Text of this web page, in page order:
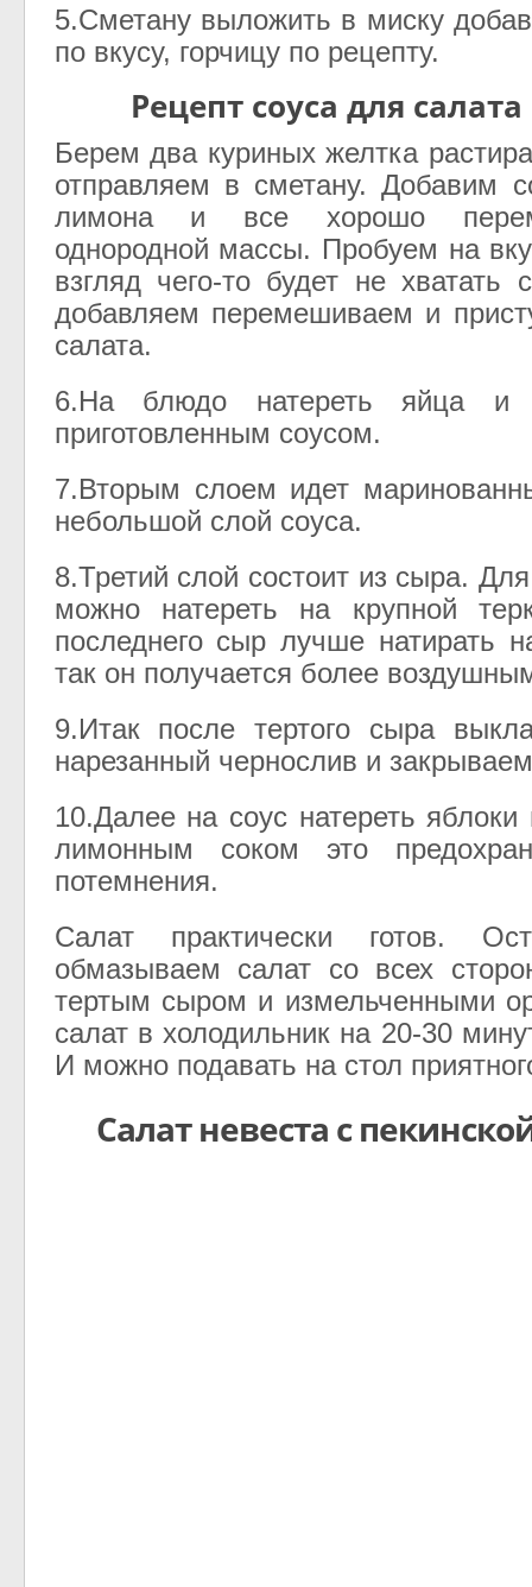
5.Сметану выложить в миску
по вкусу, горчицу по рецепту.
Рецепт соуса для
Берем два куриных желтка
отправляем в сметану. Добавим
лимона и все хорошо
однородной массы. Пробуем на
взгляд чего-то будет не хватать
добавляем перемешиваем и
салата.
6.На блюдо натереть яйца и
приготовленным соусом.
7.Вторым слоем идет
небольшой слой соуса.
8.Третий слой состоит из сыра.
можно натереть на крупной
последнего сыр лучше натирать
так он получается более
9.Итак после тертого сыра
нарезанный чернослив и
10.Далее на соус натереть
лимонным соком это
потемнения.
Салат практически готов.
обмазываем салат со всех
тертым сыром и измельченными
салат в холодильник на 20-30
И можно подавать на стол
Салат невеста с